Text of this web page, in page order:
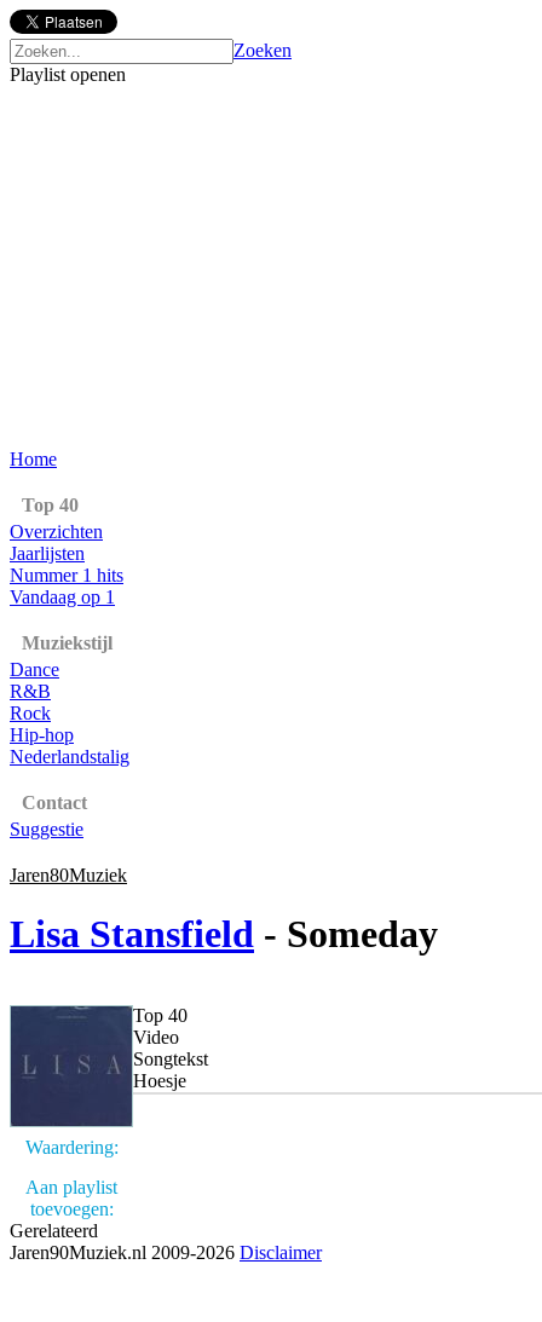
Zoeken
Playlist openen
Home
Top 40
Overzichten
Jaarlijsten
Nummer 1 hits
Vandaag op 1
Muziekstijl
Dance
R&B
Rock
Hip-hop
Nederlandstalig
Contact
Suggestie
Jaren80Muziek
Lisa Stansfield - Someday
Waardering:
Aan playlist
toevoegen:
Top 40
Video
Songtekst
Hoesje
Gerelateerd
Jaren90Muziek.nl 2009-2026 Disclaimer